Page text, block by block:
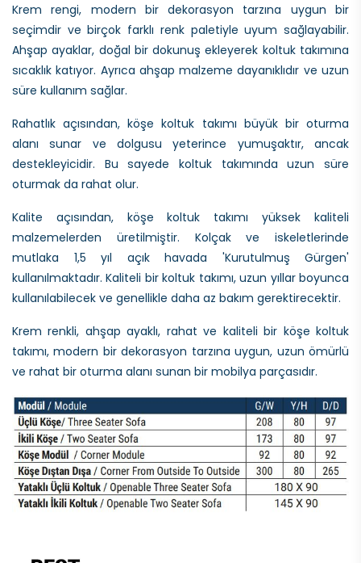
Krem rengi, modern bir dekorasyon tarzına uygun bir
seçimdir ve birçok farklı renk paletiyle uyum sağlayabilir.
Ahşap ayaklar, doğal bir dokunuş ekleyerek koltuk takımına
sıcaklık katıyor. Ayrıca ahşap malzeme dayanıklıdır ve uzun
süre kullanım sağlar.
Rahatlık açısından, köşe koltuk takımı büyük bir oturma
alanı sunar ve dolgusu yeterince yumuşaktır, ancak
destekleyicidir. Bu sayede koltuk takımında uzun süre
oturmak da rahat olur.
Kalite açısından, köşe koltuk takımı yüksek kaliteli
malzemelerden üretilmiştir. Kolçak ve iskeletlerinde
mutlaka 1,5 yıl açık havada 'Kurutulmuş Gürgen'
kullanılmaktadır. Kaliteli bir koltuk takımı, uzun yıllar boyunca
kullanılabilecek ve genellikle daha az bakım gerektirecektir.
Krem renkli, ahşap ayaklı, rahat ve kaliteli bir köşe koltuk
takımı, modern bir dekorasyon tarzına uygun, uzun ömürlü
ve rahat bir oturma alanı sunan bir mobilya parçasıdır.